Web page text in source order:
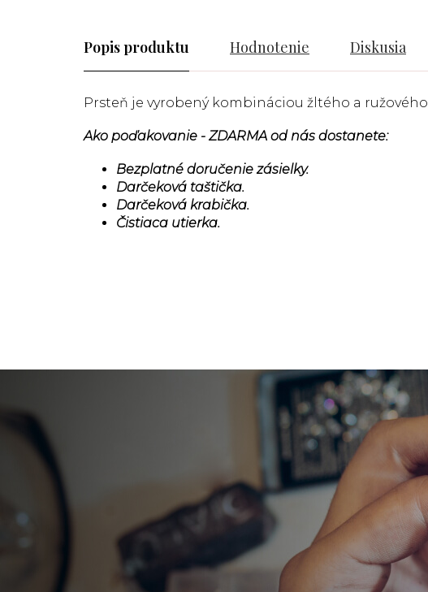
Popis Hodnotenie Diskusia
Prsteň je vyrobený kombináciou žltého a ružového
Ako poďakovanie - ZDARMA od nás dostanete:
Bezplatné doručenie zásielky.
Darčeková taštička.
Darčeková krabička.
Čistiaca utierka.